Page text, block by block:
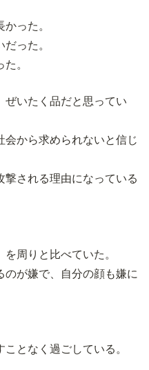
った。
った。
。
ぜいたく品だと思ってい
から求められないと信じ
される理由になっている
周りと比べていた。
のが嫌で、自分の顔も嫌に
となく過ごしている。